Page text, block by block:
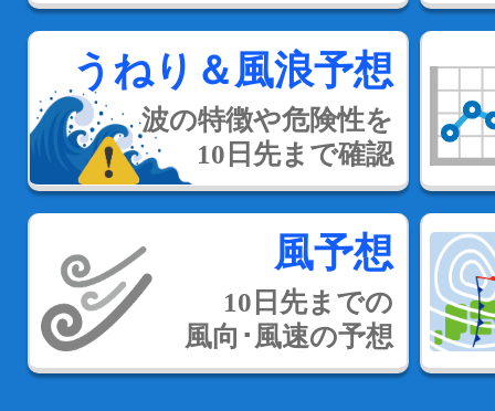
うねり＆風浪予想
波の特徴や危険性を
10日先まで確認
風予想
10日先までの
風向･風速の予想